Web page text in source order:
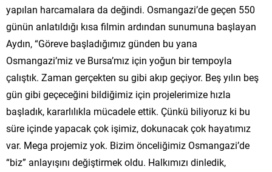
yapılan harcamalara da değindi. Osmangazi’de geçen 550
günün anlatıldığı kısa filmin ardından sunumuna başlayan
Aydın, “Göreve başladığımız günden bu yana
Osmangazi’miz ve Bursa’mız için yoğun bir tempoyla
çalıştık. Zaman gerçekten su gibi akıp geçiyor. Beş yılın beş
gün gibi geçeceğini bildiğimiz için projelerimize hızla
başladık, kararlılıkla mücadele ettik. Çünkü biliyoruz ki bu
süre içinde yapacak çok işimiz, dokunacak çok hayatımız
var. Mega projemiz yok. Bizim önceliğimiz Osmangazi’de
“biz” anlayışını değiştirmek oldu. Halkımızı dinledik,